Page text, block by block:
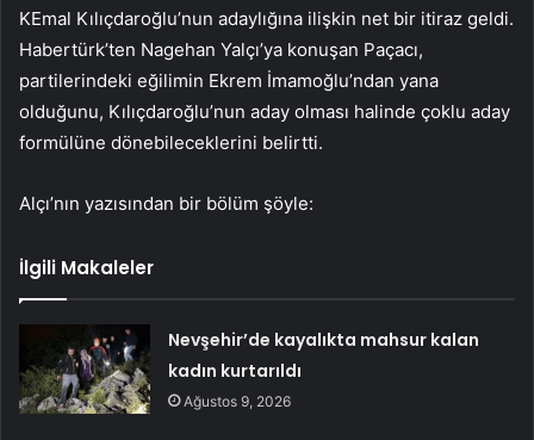
KEmal Kılıçdaroğlu’nun adaylığına ilişkin net bir itiraz geldi.
Habertürk’ten Nagehan Yalçı’ya konuşan Paçacı,
partilerindeki eğilimin Ekrem İmamoğlu’ndan yana
olduğunu, Kılıçdaroğlu’nun aday olması halinde çoklu aday
formülüne dönebileceklerini belirtti.
Alçı’nın yazısından bir bölüm şöyle:
İlgili Makaleler
Nevşehir’de kayalıkta mahsur kalan
kadın kurtarıldı
Ağustos 9, 2026